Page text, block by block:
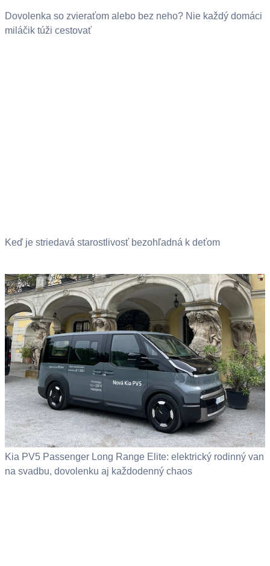
Dovolenka so zvieraťom alebo bez neho? Nie každý domáci
miláčik túži cestovať
Keď je striedavá starostlivosť bezohľadná k deťom
Kia PV5 Passenger Long Range Elite: elektrický rodinný van
na svadbu, dovolenku aj každodenný chaos